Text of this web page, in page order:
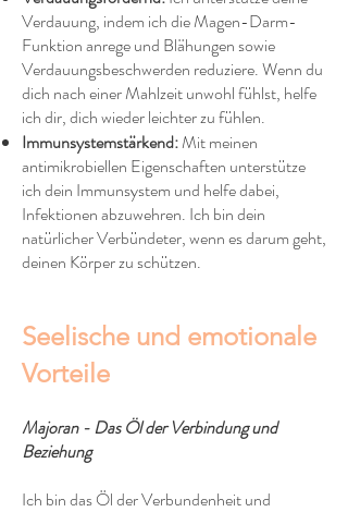
Verdauung, indem ich die Magen-Darm-
Funktion anrege und Blähungen sowie
Verdauungsbeschwerden reduziere. Wenn du
dich nach einer Mahlzeit unwohl fühlst, helfe
ich dir, dich wieder leichter zu fühlen.
Immunsystemstärkend:Mit meinen
antimikrobiellen Eigenschaften unterstütze
ich dein Immunsystem und helfe dabei,
Infektionen abzuwehren. Ich bin dein
natürlicher Verbündeter, wenn es darum geht,
deinen Körper zu schützen.
Seelische und emotionale
Vorteile
Majoran - Das Öl der Verbindung und
Beziehung
Ich bin das Öl der Verbundenheit und